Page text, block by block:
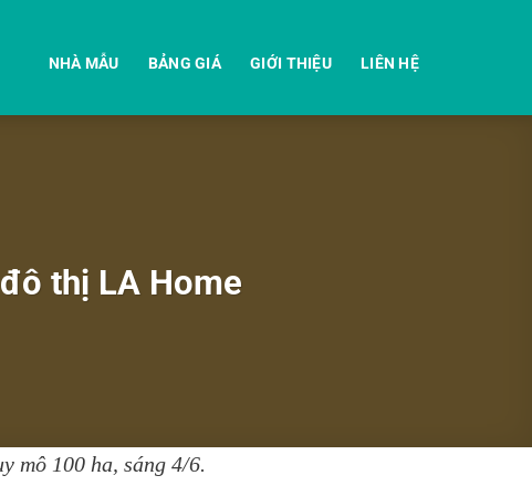
NHÀ MẪU BẢNG GIÁ GIỚI THIỆU LIÊN HỆ
thị LA Home
mô 100 ha, sáng 4/6.